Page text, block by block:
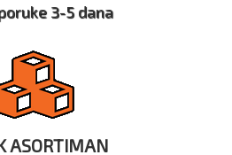
3-5 dana
ASORTIMAN